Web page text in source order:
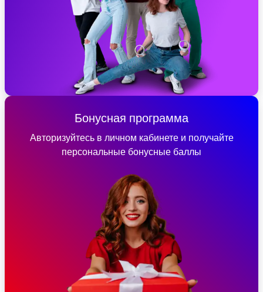
Бонусная программа
Авторизуйтесь в личном кабинете и получайте
персональные бонусные баллы